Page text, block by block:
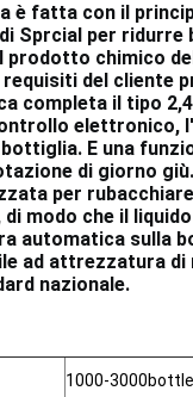
è fatta con il
Sprcial per ridurre
prodotto chimico
del cliente
completa il tipo
E una
di giorno
per
modo che il
automatica sulla
ad attrezzatura
nazionale.
1000-